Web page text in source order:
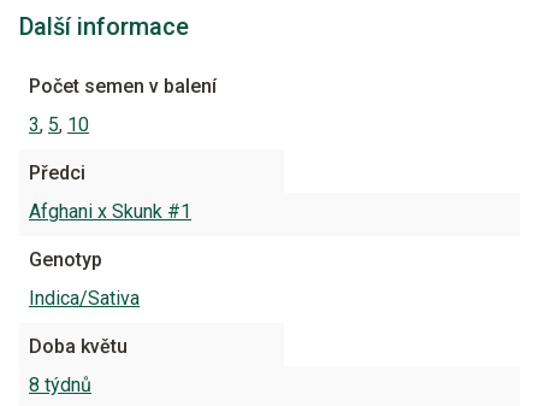
Další informace
Počet semen v balení
3, 5, 10
Předci
Afghani x Skunk #1
Genotyp
Indica/Sativa
Doba květu
8 týdnů